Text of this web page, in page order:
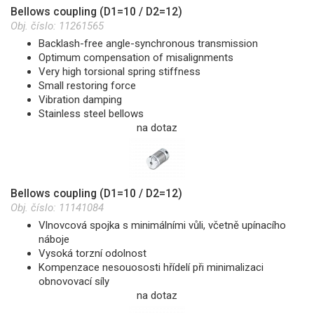
Bellows coupling (D1=10 / D2=12)
Obj. číslo: 11261565
Backlash-free angle-synchronous transmission
Optimum compensation of misalignments
Very high torsional spring stiffness
Small restoring force
Vibration damping
Stainless steel bellows
na dotaz
Bellows coupling (D1=10 / D2=12)
Obj. číslo: 11141084
Vlnovcová spojka s minimálními vůli, včetně upínacího
náboje
Vysoká torzní odolnost
Kompenzace nesouososti hřídelí při minimalizaci
obnovovací síly
na dotaz